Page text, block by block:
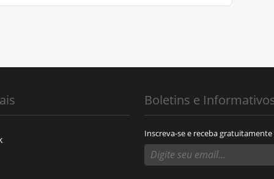
Boletins e
Inscreva-se e receba gratuitamente